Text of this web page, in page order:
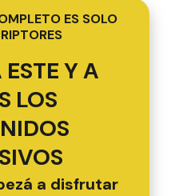
ES SOLO
Y A
LOS
a disfrutar